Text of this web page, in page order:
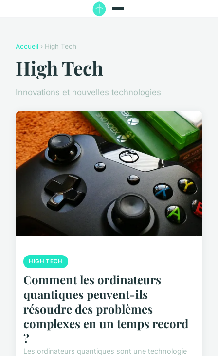
Accueil › High Tech
High Tech
Innovations et nouvelles technologies
HIGH TECH
Comment les ordinateurs
quantiques peuvent-ils
résoudre des problèmes
complexes en un temps record
?
Les ordinateurs quantiques sont une technologie